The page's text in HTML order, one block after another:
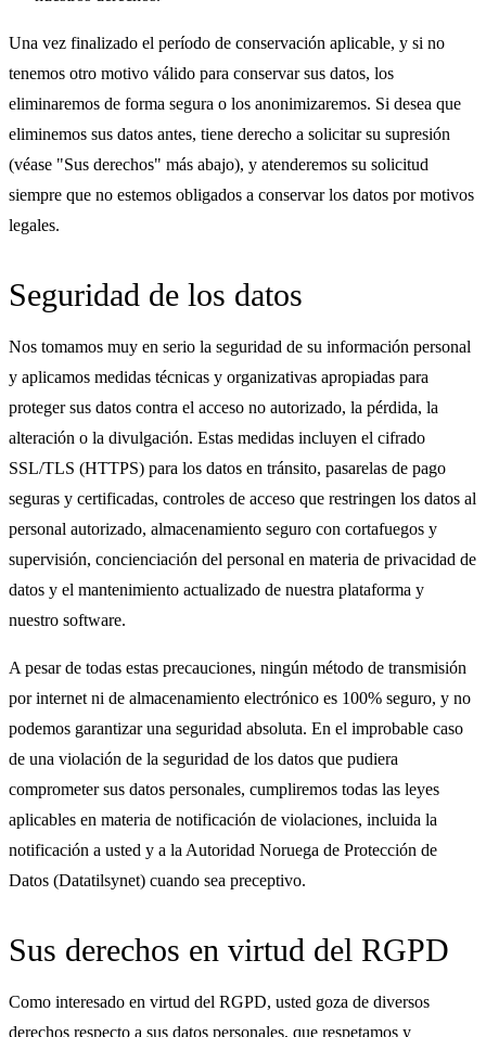
Una vez finalizado el período de conservación aplicable, y si no
tenemos otro motivo válido para conservar sus datos, los
eliminaremos de forma segura o los anonimizaremos. Si desea que
eliminemos sus datos antes, tiene derecho a solicitar su supresión
(véase "Sus derechos" más abajo), y atenderemos su solicitud
siempre que no estemos obligados a conservar los datos por motivos
legales.
Seguridad de los datos
Nos tomamos muy en serio la seguridad de su información personal
y aplicamos medidas técnicas y organizativas apropiadas para
proteger sus datos contra el acceso no autorizado, la pérdida, la
alteración o la divulgación. Estas medidas incluyen el cifrado
SSL/TLS (HTTPS) para los datos en tránsito, pasarelas de pago
seguras y certificadas, controles de acceso que restringen los datos al
personal autorizado, almacenamiento seguro con cortafuegos y
supervisión, concienciación del personal en materia de privacidad de
datos y el mantenimiento actualizado de nuestra plataforma y
nuestro software.
A pesar de todas estas precauciones, ningún método de transmisión
por internet ni de almacenamiento electrónico es 100% seguro, y no
podemos garantizar una seguridad absoluta. En el improbable caso
de una violación de la seguridad de los datos que pudiera
comprometer sus datos personales, cumpliremos todas las leyes
aplicables en materia de notificación de violaciones, incluida la
notificación a usted y a la Autoridad Noruega de Protección de
Datos (Datatilsynet) cuando sea preceptivo.
Sus derechos en virtud del RGPD
Como interesado en virtud del RGPD, usted goza de diversos
derechos respecto a sus datos personales, que respetamos y